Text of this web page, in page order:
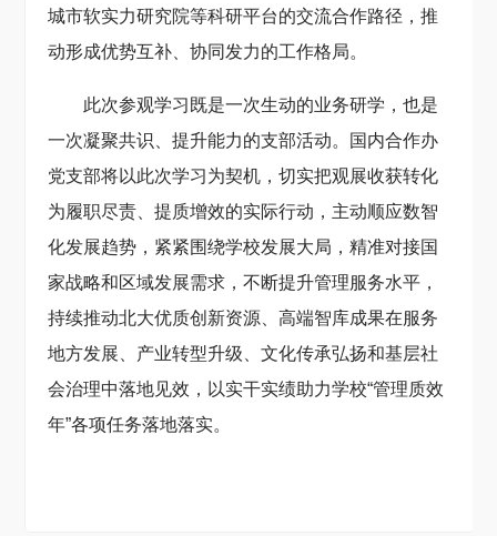
城市软实力研究院等科研平台的交流合作路径，推
动形成优势互补、协同发力的工作格局。
此次参观学习既是一次生动的业务研学，也是
一次凝聚共识、提升能力的支部活动。国内合作办
党支部将以此次学习为契机，切实把观展收获转化
为履职尽责、提质增效的实际行动，主动顺应数智
化发展趋势，紧紧围绕学校发展大局，精准对接国
家战略和区域发展需求，不断提升管理服务水平，
持续推动北大优质创新资源、高端智库成果在服务
地方发展、产业转型升级、文化传承弘扬和基层社
会治理中落地见效，以实干实绩助力学校“管理质效
年”各项任务落地落实。